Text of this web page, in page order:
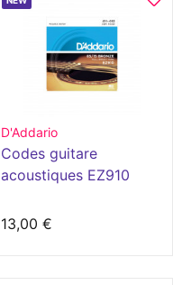
D'Addario
Codes guitare
acoustiques EZ910
13,00 €